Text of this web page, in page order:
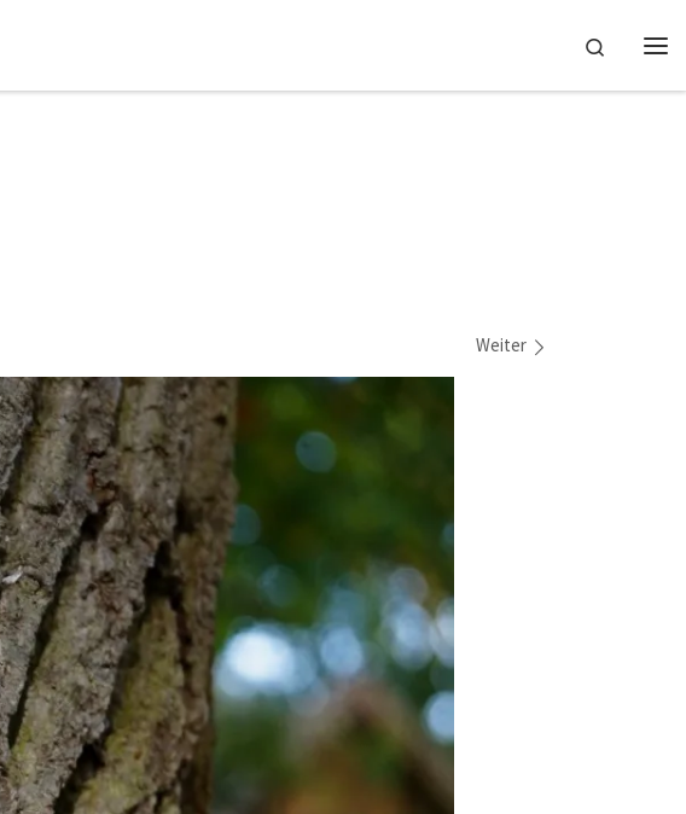
Search
Weiter